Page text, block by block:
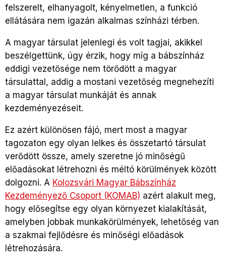
felszerelt, elhanyagolt, kényelmetlen, a funkció
ellátására nem igazán alkalmas színházi térben.
A magyar társulat jelenlegi és volt tagjai, akikkel
beszélgettünk, úgy érzik, hogy míg a bábszínház
eddigi vezetősége nem törődött a magyar
társulattal, addig a mostani vezetőség megnehezíti
a magyar társulat munkáját és annak
kezdeményezéseit.
Ez azért különösen fájó, mert most a magyar
tagozaton egy olyan lelkes és összetartó társulat
verődött össze, amely szeretne jó minőségű
előadásokat létrehozni és méltó körülmények között
dolgozni. A Kolozsvári Magyar Bábszínház
Kezdeményező Csoport (KOMAB) azért alakult meg,
hogy elősegítse egy olyan környezet kialakítását,
amelyben jobbak munkakörülmények, lehetőség van
a szakmai fejlődésre és minőségi előadások
létrehozására.